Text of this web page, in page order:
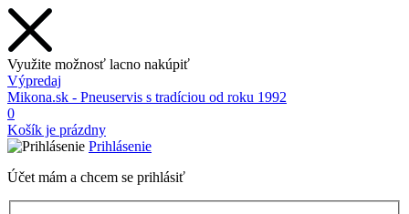
Využite možnosť lacno nakúpiť
Výpredaj
Mikona.sk - Pneuservis s tradíciou od roku 1992
0
Košík je prázdny
Prihlásenie
Účet mám a chcem se prihlásiť